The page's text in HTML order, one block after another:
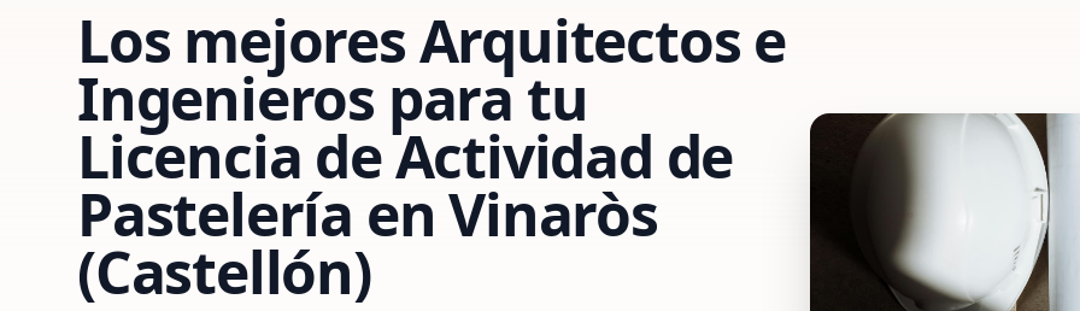
Los mejores Arquitectos e
Ingenieros para tu
Licencia de Actividad de
Pastelería enVinaròs
(Castellón)